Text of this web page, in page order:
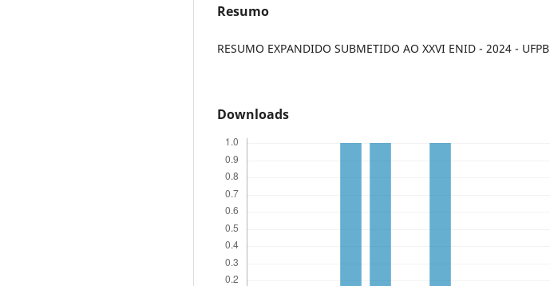
Resumo
RESUMO EXPANDIDO SUBMETIDO AO XXVI ENID - 2024 - UFPB
Downloads